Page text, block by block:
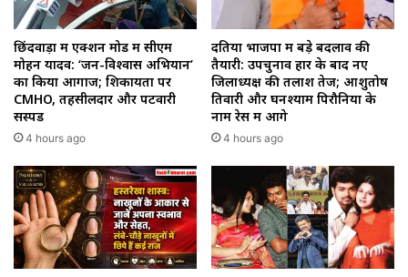
छिंदवाड़ा में एक्शन मोड में सीएम
मोहन यादव: ‘जन-विश्वास अभियान’
का किया आगाज; शिकायतों पर
CMHO, तहसीलदार और पटवारी
सस्पेंड
4 hours ago
दतिया भाजपा में बड़े बदलाव की
तैयारी: उपचुनाव हार के बाद नए
जिलाध्यक्ष की तलाश तेज; आशुतोष
तिवारी और घनश्याम पिरौनिया के
नाम रेस में आगे
4 hours ago